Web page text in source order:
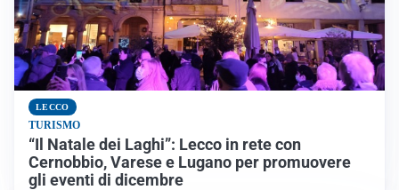
LECCO
TURISMO
“Il Natale dei Laghi”: Lecco in rete con
Cernobbio, Varese e Lugano per promuovere
gli eventi di dicembre